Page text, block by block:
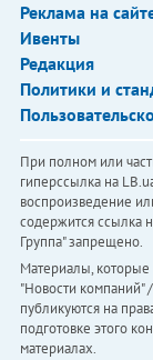
Реклама на
Ивенты
Редакция
Политики и
При полном или
гиперссылка на
воспроизведение
содержится ссылка
Группа" запрещено.
Материалы, которые
"Новости компаний"
публикуются на
подготовке этого
материалах.